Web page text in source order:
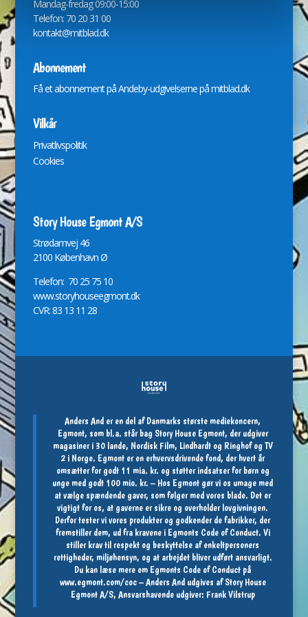
Mandag-fredag 09:00-15:00
Telefon: 70 20 31 00
kontakt@mitblad.dk
Abonnement
Få et abonnement på Andeby-udgivelserne påmitblad.dk
Vilkår
Privatlivspolitik
Cookies
Story House Egmont A/S
Strødamvej 46
2100 København Ø
Telefon: 70 25 75 10
www.storyhouseegmont.dk
CVR: 83 13 11 28
Anders And er en del af Danmarks største mediekoncern,
Egmont, som bl.a. står bag Story House Egmont, der udgiver
magasiner i 30 lande, Nordisk Film, Lindhardt og Ringhof og TV
2 i Norge. Egmont er en erhvervsdrivende fond, der hvert år
omsætter for godt 11 mia. kr. og støtter indsatser for børn og
unge med godt 100 mio. kr. – Hos Egmont gør vi os umage med
at vælge spændende gaver, som følger med vores blade. Det er
vigtigt for os, at gaverne er sikre og overholder lovgivningen.
Derfor tester vi vores produkter og godkender de fabrikker, der
fremstiller dem, ud fra kravene i Egmonts Code of Conduct. Vi
stiller krav til respekt og beskyttelse af enkeltpersoners
rettigheder, miljøhensyn, og at arbejdet bliver udført ansvarligt.
Du kan læse mere om Egmonts Code of Conduct på
www.egmont.com/coc– Anders And udgives af Story House
Egmont A/S, Ansvarshavende udgiver: Frank Vilstrup